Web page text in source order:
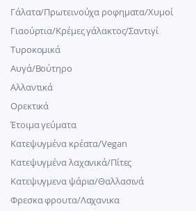
Γάλατα/Πρωτεινούχα ροφηματα/Χυμοί
Γιαούρτια/Κρέμες γάλακτος/Σαντιγί
Τυροκομικά
Αυγά/Βούτηρο
Αλλαντικά
Ορεκτικά
Έτοιμα γεύματα
Κατεψυγμένα κρέατα/Vegan
Kατεψυγμένα λαχανικά/Πίτες
Κατεψυγμενα ψάρια/Θαλλασινά
Φρεσκα φρουτα/Λαχανικα